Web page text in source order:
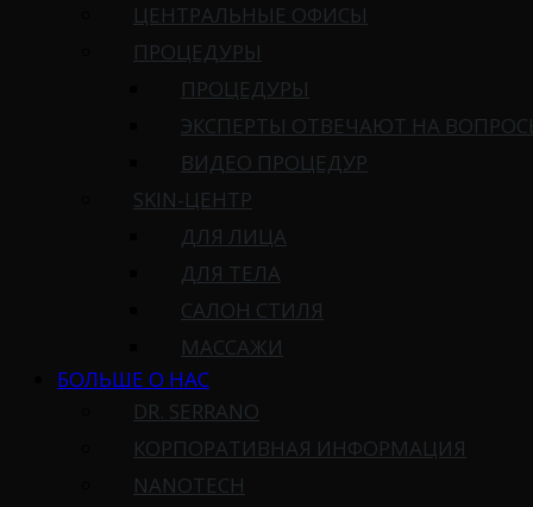
ЦЕНТРАЛЬНЫЕ ОФИСЫ
ПРОЦЕДУРЫ
ПРОЦЕДУРЫ
ЭКСПЕРТЫ ОТВЕЧАЮТ НА
ВИДЕО ПРОЦЕДУР
SKIN-ЦЕНТР
ДЛЯ ЛИЦА
ДЛЯ ТЕЛА
САЛОН СТИЛЯ
МАССАЖИ
БОЛЬШЕ О НАС
DR. SERRANO
КОРПОРАТИВНАЯ ИНФОРМАЦИЯ
NANOTECH